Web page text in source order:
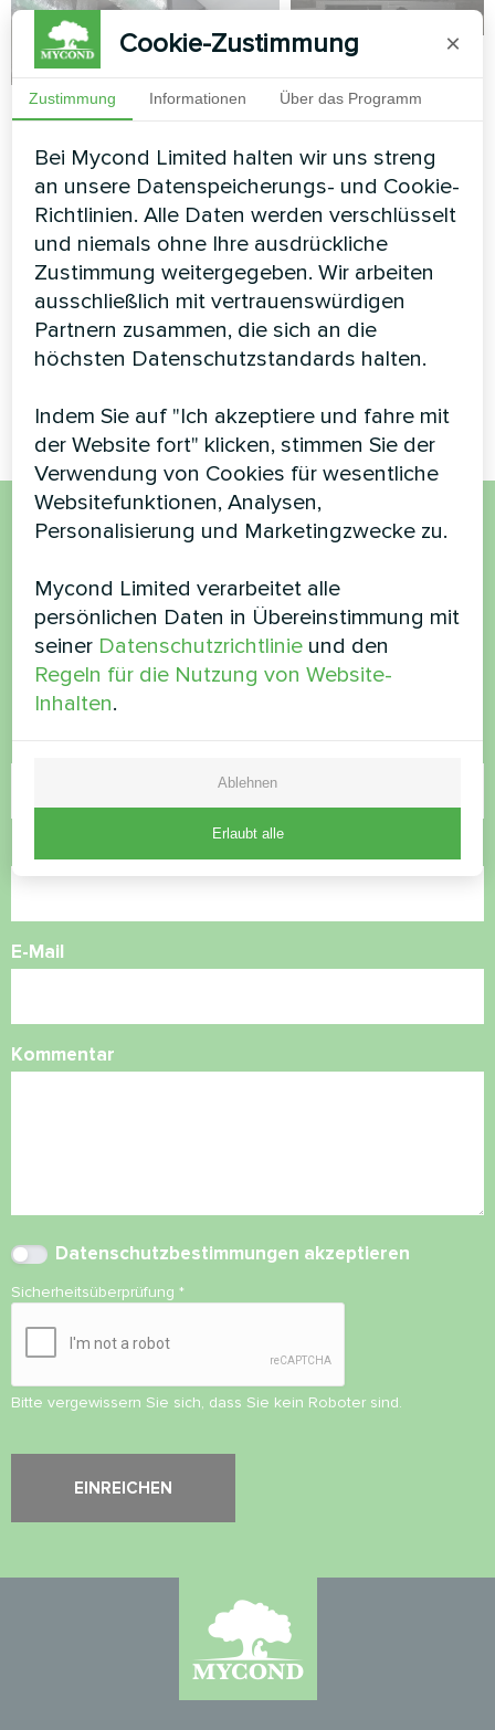
Produktionshalle mit
Energierückgewinnungs-
Lüftungsgeräten
MVC700-A
MyCond MVC700-A
Energierückgewinnungs-
Lüftungsgerät sorgt für eine
konstante Frischluftzufuhr und
gewinnt gleichzeitig Wärme aus
Landhaus mit
Mycond Split
BeeHeat MHS-
U12BH
BeeHeat MHS-U12BH
sorgt für effizientes
Heizen und Kühlen
Möchten Sie kaufen oder
haben Sie Fragen?
Kontaktieren Sie uns und wir werden Ihnen
helfen
E-Mail
Kommentar
Datenschutzbestimmungen akzeptieren
Sicherheitsüberprüfung *
Bitte vergewissern Sie sich, dass Sie kein Roboter sind.
Cookie-Zustimmung ×
Zustimmung Informationen Über das Programm
Bei Mycond Limited halten wir uns streng
an unsere Datenspeicherungs- und Cookie-
Richtlinien. Alle Daten werden verschlüsselt
und niemals ohne Ihre ausdrückliche
Zustimmung weitergegeben. Wir arbeiten
ausschließlich mit vertrauenswürdigen
Partnern zusammen, die sich an die
höchsten Datenschutzstandards halten.
Indem Sie auf "Ich akzeptiere und fahre mit
der Website fort" klicken, stimmen Sie der
Verwendung von Cookies für wesentliche
Websitefunktionen, Analysen,
Personalisierung und Marketingzwecke zu.
Mycond Limited verarbeitet alle
persönlichen Daten in Übereinstimmung mit
seiner Datenschutzrichtlinie und den
Regeln für die Nutzung von Website-
Inhalten.
Ablehnen
Erlaubt alle